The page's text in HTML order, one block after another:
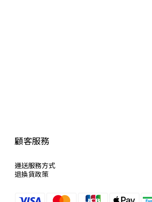
顧客服務
運送服務方式
退換貨政策